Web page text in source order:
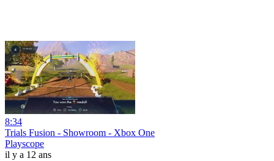
8:34
Trials Fusion - Showroom - Xbox One
Playscope
il y a 12 ans